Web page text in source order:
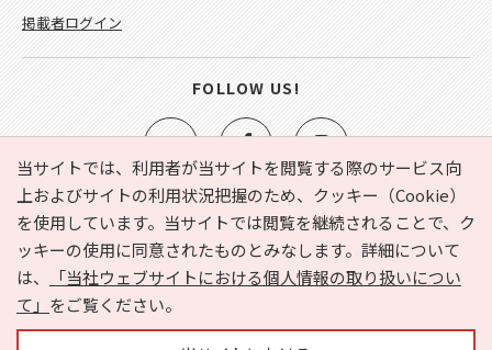
当サイトでは、利用者が当サイトを閲覧する際のサービス向
上およびサイトの利用状況把握のため、クッキー（Cookie）
を使用しています。当サイトでは閲覧を継続されることで、ク
ッキーの使用に同意されたものとみなします。詳細について
は、
「当社ウェブサイトにおける個人情報の取り扱いについ
て」 をご覧ください。
e-NAVITA（イーナビタ）とは？ お気に入り
ヘルプ
利用規約
個人情報の取り扱いについて
運営会社
サイトマップ
広告掲載に関するお問い合わせ
掲載者ログイン
FOLLOW US!